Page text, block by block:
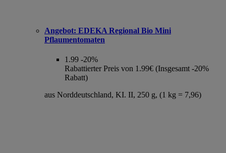
Angebot: EDEKA Regional Bio Mini
Pflaumentomaten
1.99 -20%
Rabattierter Preis von 1.99€ (Insgesamt -20%
Rabatt)
aus Norddeutschland, KI. II, 250 g, (1 kg = 7,96)